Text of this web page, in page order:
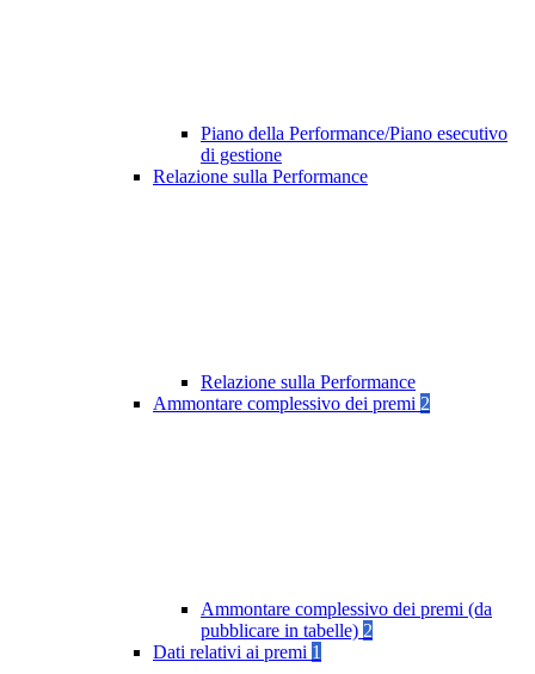
Piano della Performance/Piano esecutivo
di gestione
Relazione sulla Performance
Relazione sulla Performance
Ammontare complessivo dei premi 2
Ammontare complessivo dei premi (da
pubblicare in tabelle) 2
Dati relativi ai premi 1